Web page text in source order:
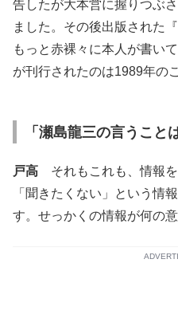
告したが大本営に握りつぶ
ました。その後出版された
もっと赤裸々に本人が書い
が刊行されたのは1989年の
「瀬島龍三の言うこと
戸高 それもこれも、情報
「聞きたくない」という情
す。せっかくの情報が何の意